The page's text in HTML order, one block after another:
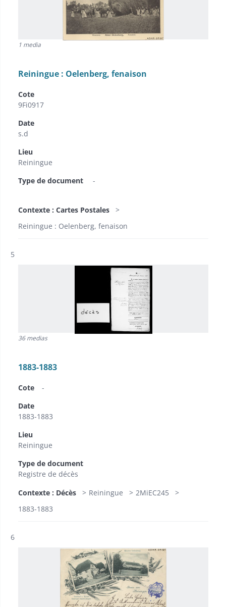
1 media
Reiningue : Oelenberg, fenaison
Cote
9Fi0917
Date
s.d
Lieu
Reiningue
Type de document
-
Contexte : Cartes Postales
Reiningue : Oelenberg, fenaison
Résultat n°
5
36 medias
1883-1883
Cote
-
Date
1883-1883
Lieu
Reiningue
Type de document
Registre de décès
Contexte : Décès
Reiningue
2MiEC245
1883-1883
Résultat n°
6